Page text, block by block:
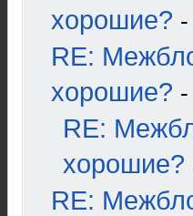
хорошие? -
RE:
хорошие? -
RE:
хорошие?
RE: